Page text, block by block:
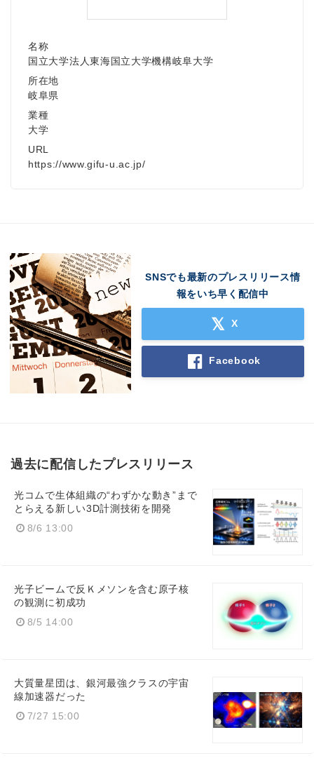
名称
国立大学法人東海国立大学機構岐阜大学
所在地
岐阜県
業種
大学
URL
https://www.gifu-u.ac.jp/
SNSでも最新のプレスリリース情
報をいち早く配信中
X
Facebook
過去に配信したプレスリリース
光コムで生体組織の“わずかな動き”まで
とらえる新しい3D計測技術を開発
8/6 13:00
光子ビームで反Ｋメソンを含む原子核
の観測に初成功
8/5 14:00
大質量星団は、銀河最強クラスの宇宙
線加速器だった
7/27 15:00
English